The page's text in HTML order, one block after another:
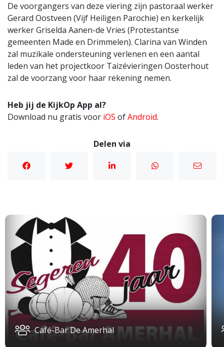
De voorgangers van deze viering zijn pastoraal werker
Gerard Oostveen (Vijf Heiligen Parochie) en kerkelijk
werker Griselda Aanen-de Vries (Protestantse
gemeenten Made en Drimmelen). Clarina van Winden
zal muzikale ondersteuning verlenen en een aantal
leden van het projectkoor Taizévieringen Oosterhout
zal de voorzang voor haar rekening nemen.
Heb jij de KijkOp App al?
Download nu gratis voor iOS ofAndroid.
Delen via
Café-Bar De Amerhal